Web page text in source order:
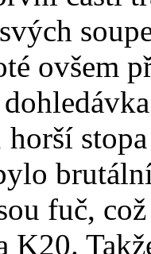
ovšem
horší
fuč,
K20.